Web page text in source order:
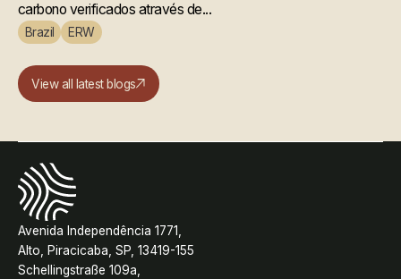
carbono verificados através de...
Brazil ERW
View all latest blogs
Avenida Independência 1771,
Alto, Piracicaba, SP, 13419-155
Schellingstraße 109a,